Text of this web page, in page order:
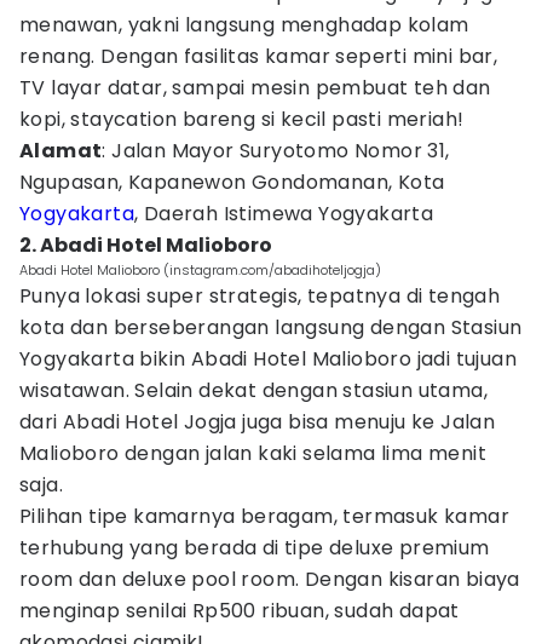
menawan, yakni langsung menghadap kolam
renang. Dengan fasilitas kamar seperti mini bar,
TV layar datar, sampai mesin pembuat teh dan
kopi, staycation bareng si kecil pasti meriah!
Alamat: Jalan Mayor Suryotomo Nomor 31,
Ngupasan, Kapanewon Gondomanan, Kota
Yogyakarta, Daerah Istimewa Yogyakarta
2. Abadi Hotel Malioboro
Abadi Hotel Malioboro (instagram.com/abadihoteljogja)
Punya lokasi super strategis, tepatnya di tengah
kota dan berseberangan langsung dengan Stasiun
Yogyakarta bikin Abadi Hotel Malioboro jadi tujuan
wisatawan. Selain dekat dengan stasiun utama,
dari Abadi Hotel Jogja juga bisa menuju ke Jalan
Malioboro dengan jalan kaki selama lima menit
saja.
Pilihan tipe kamarnya beragam, termasuk kamar
terhubung yang berada di tipe deluxe premium
room dan deluxe pool room. Dengan kisaran biaya
menginap senilai Rp500 ribuan, sudah dapat